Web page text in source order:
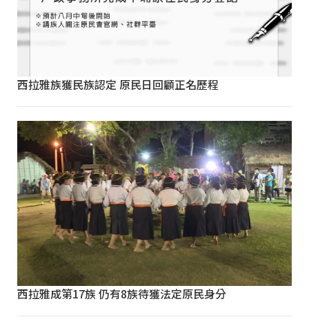
西拉雅族獲民族認定 原民日回顧正名歷程
西拉雅成第17族 仍有8族待獲法定原民身分